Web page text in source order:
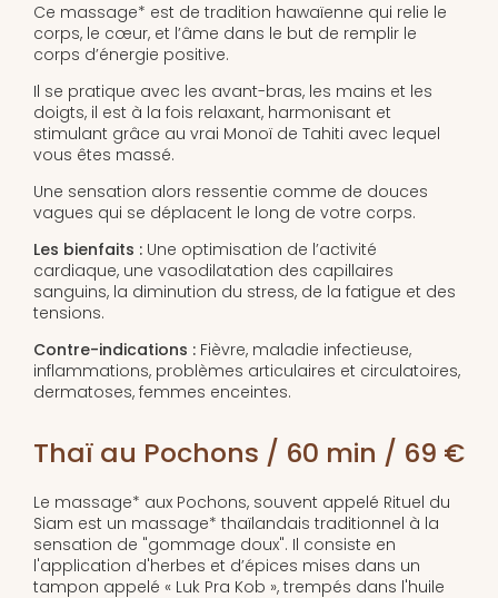
Ce massage* est de tradition hawaïenne qui relie le
corps, le cœur, et l’âme dans le but de remplir le
corps d’énergie positive.
Il se pratique avec les avant-bras, les mains et les
doigts, il est à la fois relaxant, harmonisant et
stimulant grâce au vrai Monoï de Tahiti avec lequel
vous êtes massé.
Une sensation alors ressentie comme de douces
vagues qui se déplacent le long de votre corps.
Les bienfaits : Une optimisation de l’activité
cardiaque, une vasodilatation des capillaires
sanguins, la diminution du stress, de la fatigue et des
tensions.
Contre-indications : Fièvre, maladie infectieuse,
inflammations, problèmes articulaires et circulatoires,
dermatoses, femmes enceintes.
Thaï au Pochons / 60 min / 69 €
Le massage* aux Pochons, souvent appelé Rituel du
Siam est un massage* thaïlandais traditionnel à la
sensation de "gommage doux". Il consiste en
l'application d'herbes et d’épices mises dans un
tampon appelé « Luk Pra Kob », trempés dans l'huile